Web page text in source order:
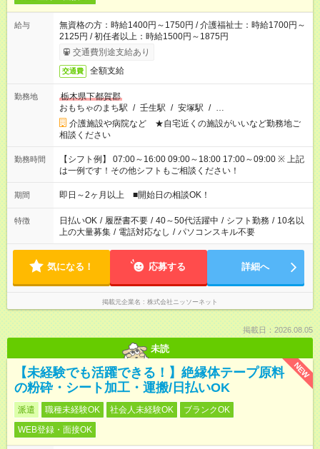
給与
無資格の方：時給1400円～1750円 / 介護福祉士：時給1700円～
2125円 / 初任者以上：時給1500円～1875円
交通費別途支給あり
交通費 全額支給
勤務地
栃木県下都賀郡
おもちゃのまち駅 / 壬生駅 / 安塚駅 / …
介護施設や病院など ★自宅近くの施設がいいなど勤務地ご
相談ください
勤務時間
【シフト例】 07:00～16:00 09:00～18:00 17:00～09:00 ※ 上記
は一例です！その他シフトもご相談ください！
期間 即日～2ヶ月以上 ■開始日の相談OK！
特徴 日払いOK / 履歴書不要 / 40～50代活躍中 / シフト勤務 / 10名以
上の大量募集 / 電話対応なし / パソコンスキル不要
気になる！ 応募する 詳細へ
掲載元企業名 株式会社ニッソーネット
掲載日：2026.08.05
未読
NEW
【未経験でも活躍できる！】絶縁体テープ原料
の粉砕・シート加工・運搬/日払いOK
派遣 職種未経験OK 社会人未経験OK
ブランクOK
WEB登録・面接OK